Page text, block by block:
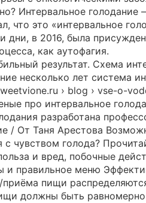
Интервальное
что это «интервальное
дни, в 2016, была
как аутофагия.
результат. Схема
несколько лет система
› blog › vse-o-
про интервальное
разработана
/ От Таня Арестова
чувством голода?
и вред, побочные
правильное меню
пищи
должны быть